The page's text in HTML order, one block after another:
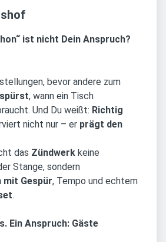
ist nicht Dein Anspruch?
bevor andere zum
spürst, wann ein Tisch
Und Du weißt: Richtig
nicht nur – er prägt den
das Zündwerk keine
Stange, sondern
mit Gespür, Tempo und echtem
.
Ein Anspruch: Gäste